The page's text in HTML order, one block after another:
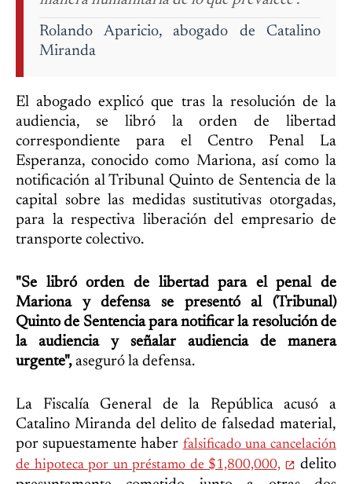
Rolando Aparicio, abogado de Catalino
Miranda
El abogado explicó que tras la resolución de la
audiencia, se libró la orden de libertad
correspondiente para el Centro Penal La
Esperanza, conocido como Mariona, así como la
notificación al Tribunal Quinto de Sentencia de la
capital sobre las medidas sustitutivas otorgadas,
para la respectiva liberación del empresario de
transporte colectivo.
"Se libró orden de libertad para el penal de
Mariona y defensa se presentó al (Tribunal)
Quinto de Sentencia para notificar la resolución de
la audiencia y señalar audiencia de manera
urgente", aseguró la defensa.
La Fiscalía General de la República acusó a
Catalino Miranda del delito de falsedad material,
por supuestamente haber falsificado una cancelación
de hipoteca por un préstamo de $1,800,000,
delito